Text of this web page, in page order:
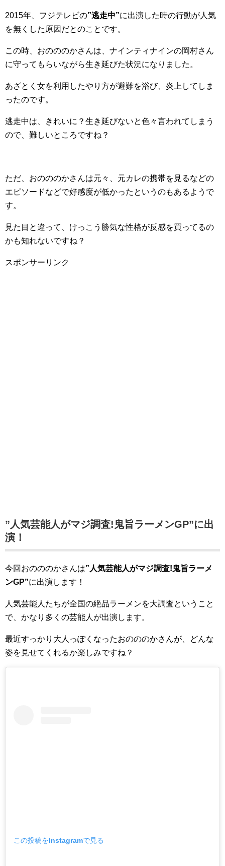
2015年、フジテレビの”逃走中”に出演した時の行動が人気
を無くした原因だとのことです。
この時、おのののかさんは、ナインティナインの岡村さん
に守ってもらいながら生き延びた状況になりました。
あざとく女を利用したやり方が避難を浴び、炎上してしま
ったのです。
逃走中は、きれいに？生き延びないと色々言われてしまう
ので、難しいところですね？
ただ、おのののかさんは元々、元カレの携帯を見るなどの
エピソードなどで好感度が低かったというのもあるようで
す。
見た目と違って、けっこう勝気な性格が反感を買ってるの
かも知れないですね？
スポンサーリンク
”人気芸能人がマジ調査!鬼旨ラーメンGP”に出
演！
今回おのののかさんは”人気芸能人がマジ調査!鬼旨ラーメ
ンGP”に出演します！
人気芸能人たちが全国の絶品ラーメンを大調査ということ
で、かなり多くの芸能人が出演します。
最近すっかり大人っぽくなったおのののかさんが、どんな
姿を見せてくれるか楽しみですね？
この投稿をInstagramで見る